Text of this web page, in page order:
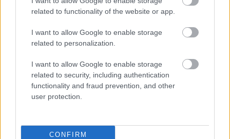
related to functionality of the website or app.
I want to allow Google to enable storage
related to personalization.
I want to allow Google to enable storage
related to security, including authentication
functionality and fraud prevention, and other
user protection.
CONFIRM